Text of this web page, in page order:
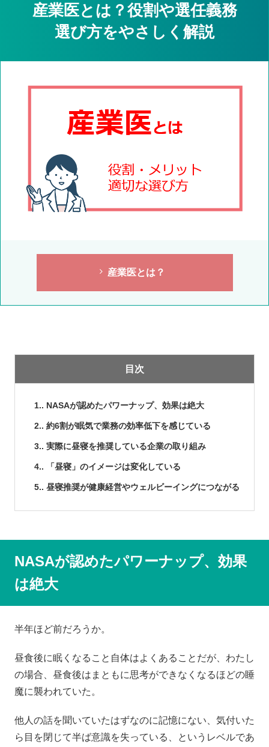
産業医とは？役割や選任義務
選び方をやさしく解説
産業医とは？
目次
1. NASAが認めたパワーナップ、効果は絶大
2. 約6割が眠気で業務の効率低下を感じている
3. 実際に昼寝を推奨している企業の取り組み
4. 「昼寝」のイメージは変化している
5. 昼寝推奨が健康経営やウェルビーイングにつながる
NASAが認めたパワーナップ、効果
は絶大
半年ほど前だろうか。
昼食後に眠くなること自体はよくあることだが、わたし
の場合、昼食後はまともに思考ができなくなるほどの睡
魔に襲われていた。
他人の話を聞いていたはずなのに記憶にない、気付いた
ら目を閉じて半ば意識を失っている、というレベルであ